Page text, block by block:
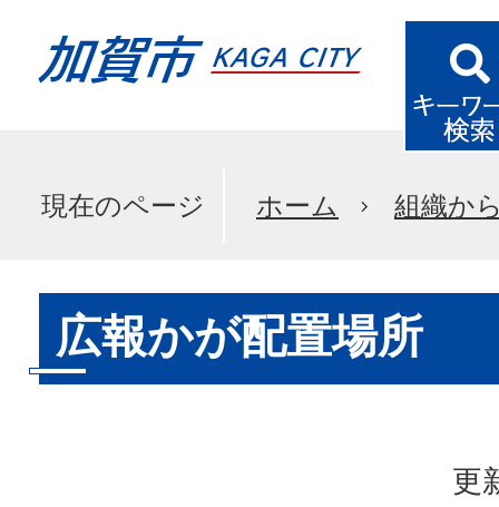
現在のページ ホーム 組織か
広報かが配置場所
更